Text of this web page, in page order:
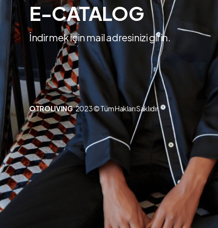
E-CATALOG
İndirmek için mail adresinizi girin.
OTROLIVING2023 © Tüm Hakları Saklıdır.